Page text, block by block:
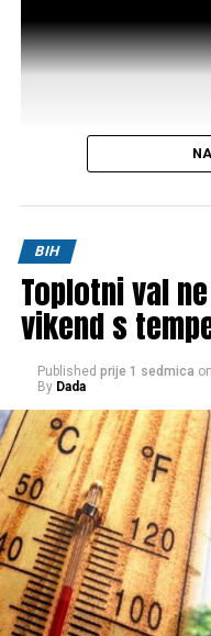
BIH
Toplotni val
vikend s
Published prije 1 sedmica on
By Dada